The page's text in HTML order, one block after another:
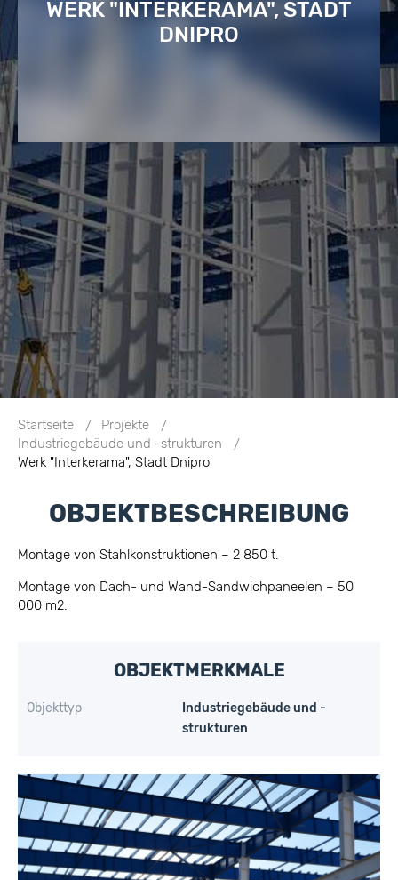
WERK "INTERKERAMA", STADT
DNIPRO
Startseite
Projekte
Industriegebäude und -strukturen
Werk "Interkerama", Stadt Dnipro
OBJEKTBESCHREIBUNG
Montage von Stahlkonstruktionen – 2 850 t.
Montage von Dach- und Wand-Sandwichpaneelen – 50
000 m2.
OBJEKTMERKMALE
Objekttyp
Industriegebäude und -
strukturen